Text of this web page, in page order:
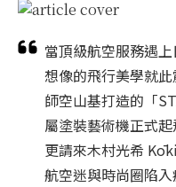
當頂級航空服務遇
想像的飛行美學就
師空山基打造的「
屬塗裝藝術機正式
更請來木村光希
航空迷與時尚圈陷入